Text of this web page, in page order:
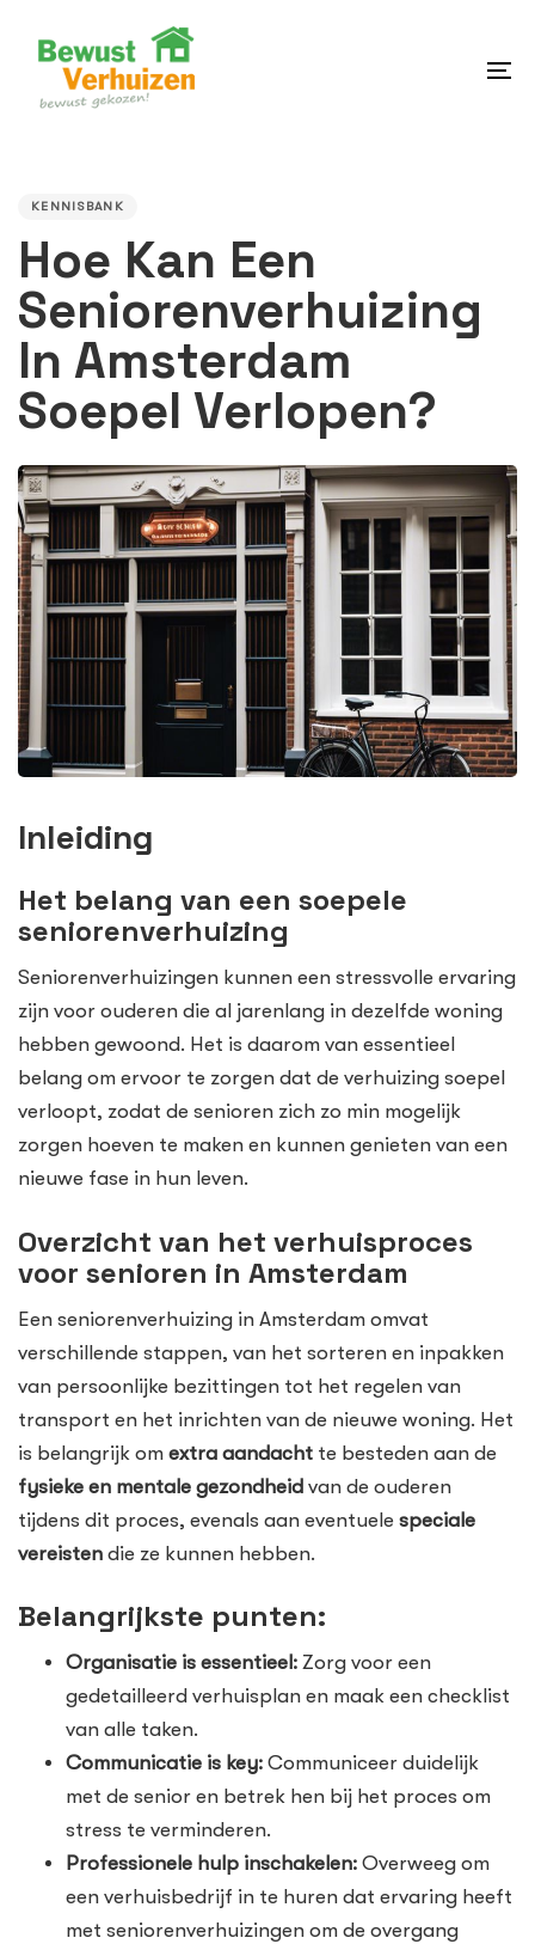
content
KENNISBANK
Hoe Kan Een
Seniorenverhuizing
In Amsterdam
Soepel Verlopen?
Inleiding
Het belang van een soepele
seniorenverhuizing
Seniorenverhuizingen kunnen een stressvolle ervaring
zijn voor ouderen die al jarenlang in dezelfde woning
hebben gewoond. Het is daarom van essentieel
belang om ervoor te zorgen dat de verhuizing soepel
verloopt, zodat de senioren zich zo min mogelijk
zorgen hoeven te maken en kunnen genieten van een
nieuwe fase in hun leven.
Overzicht van het verhuisproces
voor senioren in Amsterdam
Een seniorenverhuizing in Amsterdam omvat
verschillende stappen, van het sorteren en inpakken
van persoonlijke bezittingen tot het regelen van
transport en het inrichten van de nieuwe woning. Het
is belangrijk om extra aandacht te besteden aan de
fysieke en mentale gezondheid van de ouderen
tijdens dit proces, evenals aan eventuele speciale
vereisten die ze kunnen hebben.
Belangrijkste punten:
Organisatie is essentieel: Zorg voor een
gedetailleerd verhuisplan en maak een checklist
van alle taken.
Communicatie is key: Communiceer duidelijk
met de senior en betrek hen bij het proces om
stress te verminderen.
Professionele hulp inschakelen: Overweeg om
een verhuisbedrijf in te huren dat ervaring heeft
met seniorenverhuizingen om de overgang